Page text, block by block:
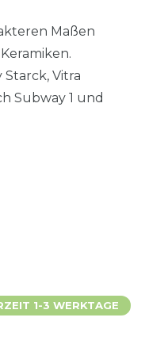
Maßen
Starck, Vitra
Subway 1 und
1-3 WERKTAGE